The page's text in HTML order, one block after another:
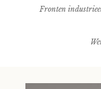
Fronten